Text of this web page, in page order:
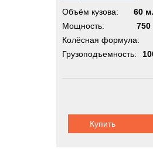
Объём кузова:
60
Мощность:
750
Колёсная формула:
Грузоподъемность:
Купить